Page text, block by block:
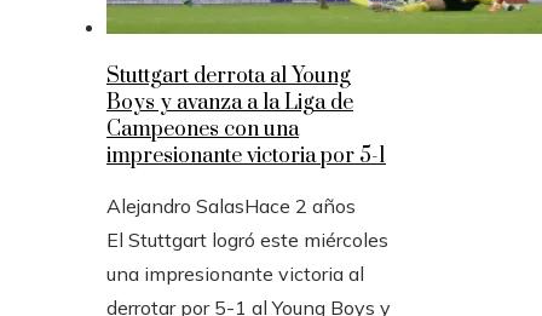
Stuttgart derrota al Young
Boys y avanza a la Liga de
Campeones con una
impresionante victoria por 5-1
Alejandro SalasHace 2 años
El Stuttgart logró este miércoles
una impresionante victoria al
derrotar por 5-1 al Young Boys y